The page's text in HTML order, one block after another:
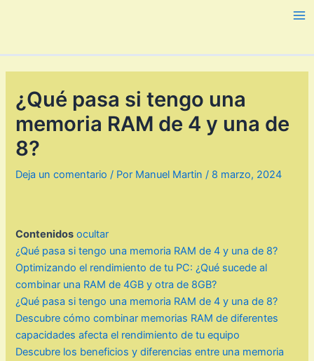
¿Qué pasa si tengo una
memoria RAM de 4 y una de
8?
Deja un comentario / Por Manuel Martin/ 8 marzo, 2024
Contenidos ocultar
¿Qué pasa si tengo una memoria RAM de 4 y una de 8?
Optimizando el rendimiento de tu PC: ¿Qué sucede al
combinar una RAM de 4GB y otra de 8GB?
¿Qué pasa si tengo una memoria RAM de 4 y una de 8?
Descubre cómo combinar memorias RAM de diferentes
capacidades afecta el rendimiento de tu equipo
Descubre los beneficios y diferencias entre una memoria